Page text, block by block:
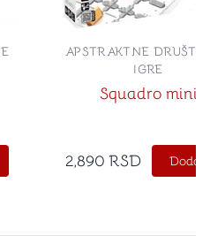
Squadro mini
APSTRAKTNE
IGRE
2,890 RSD